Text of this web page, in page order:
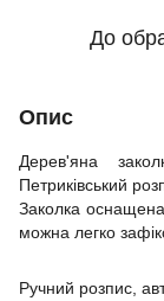
До
Опис
Дерев'яна
Петриківський
Заколка
можна легко
Ручний розпис,